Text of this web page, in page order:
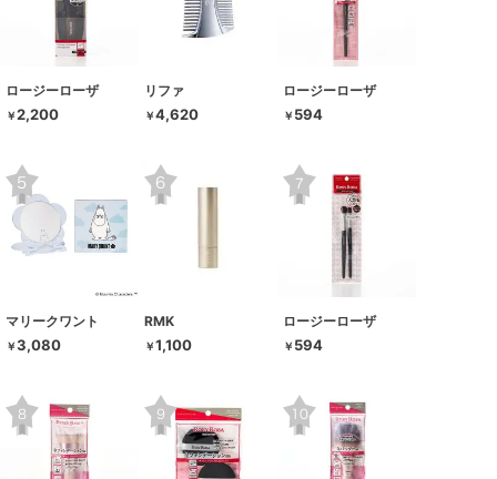
ロージーローザ
￥2,200
リファ
￥4,620
ロージーローザ
￥ 594
マリークワント
￥3,080
RMK
￥1,100
ロージーローザ
￥ 594